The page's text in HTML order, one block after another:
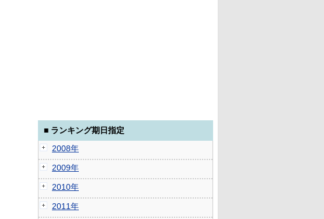
■ ランキング期日指定
2008年
2009年
2010年
2011年